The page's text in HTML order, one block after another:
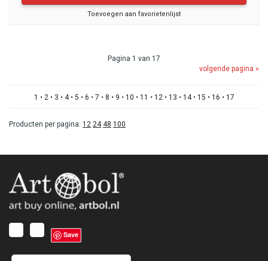
Toevoegen aan favorietenlijst
Pagina 1 van 17
volgende pagina »
1 • 2 • 3 • 4• 5 • 6 • 7 • 8 • 9 • 10 • 11 • 12 • 13 • 14• 15 • 16 • 17
Producten per pagina: 12 24 48 100
Save